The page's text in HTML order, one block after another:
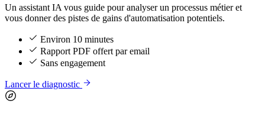
Un assistant IA vous guide pour analyser un processus métier et
vous donner des pistes de gains d'automatisation potentiels.
Environ 10 minutes
Rapport PDF offert par email
Sans engagement
Lancer le diagnostic